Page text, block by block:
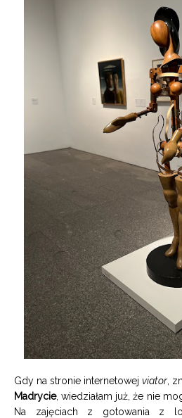
Gdy na stronie internetowej viator ,
Madrycie, wiedziałam już, że nie
Na zajęciach z gotowania z